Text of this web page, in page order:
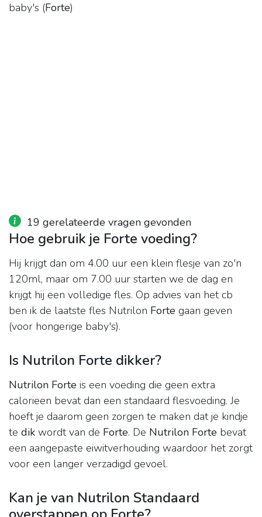
baby's (Forte)
19 gerelateerde vragen gevonden
Hoe gebruik je Forte voeding?
Hij krijgt dan om 4.00 uur een klein flesje van zo'n
120ml, maar om 7.00 uur starten we de dag en
krijgt hij een volledige fles. Op advies van het cb
ben ik de laatste fles Nutrilon Forte gaan geven
(voor hongerige baby's).
Is Nutrilon Forte dikker?
Nutrilon Forte is een voeding die geen extra
calorieen bevat dan een standaard flesvoeding. Je
hoeft je daarom geen zorgen te maken dat je kindje
te dik wordt van de Forte. De Nutrilon Forte bevat
een aangepaste eiwitverhouding waardoor het zorgt
voor een langer verzadigd gevoel.
Kan je van Nutrilon Standaard